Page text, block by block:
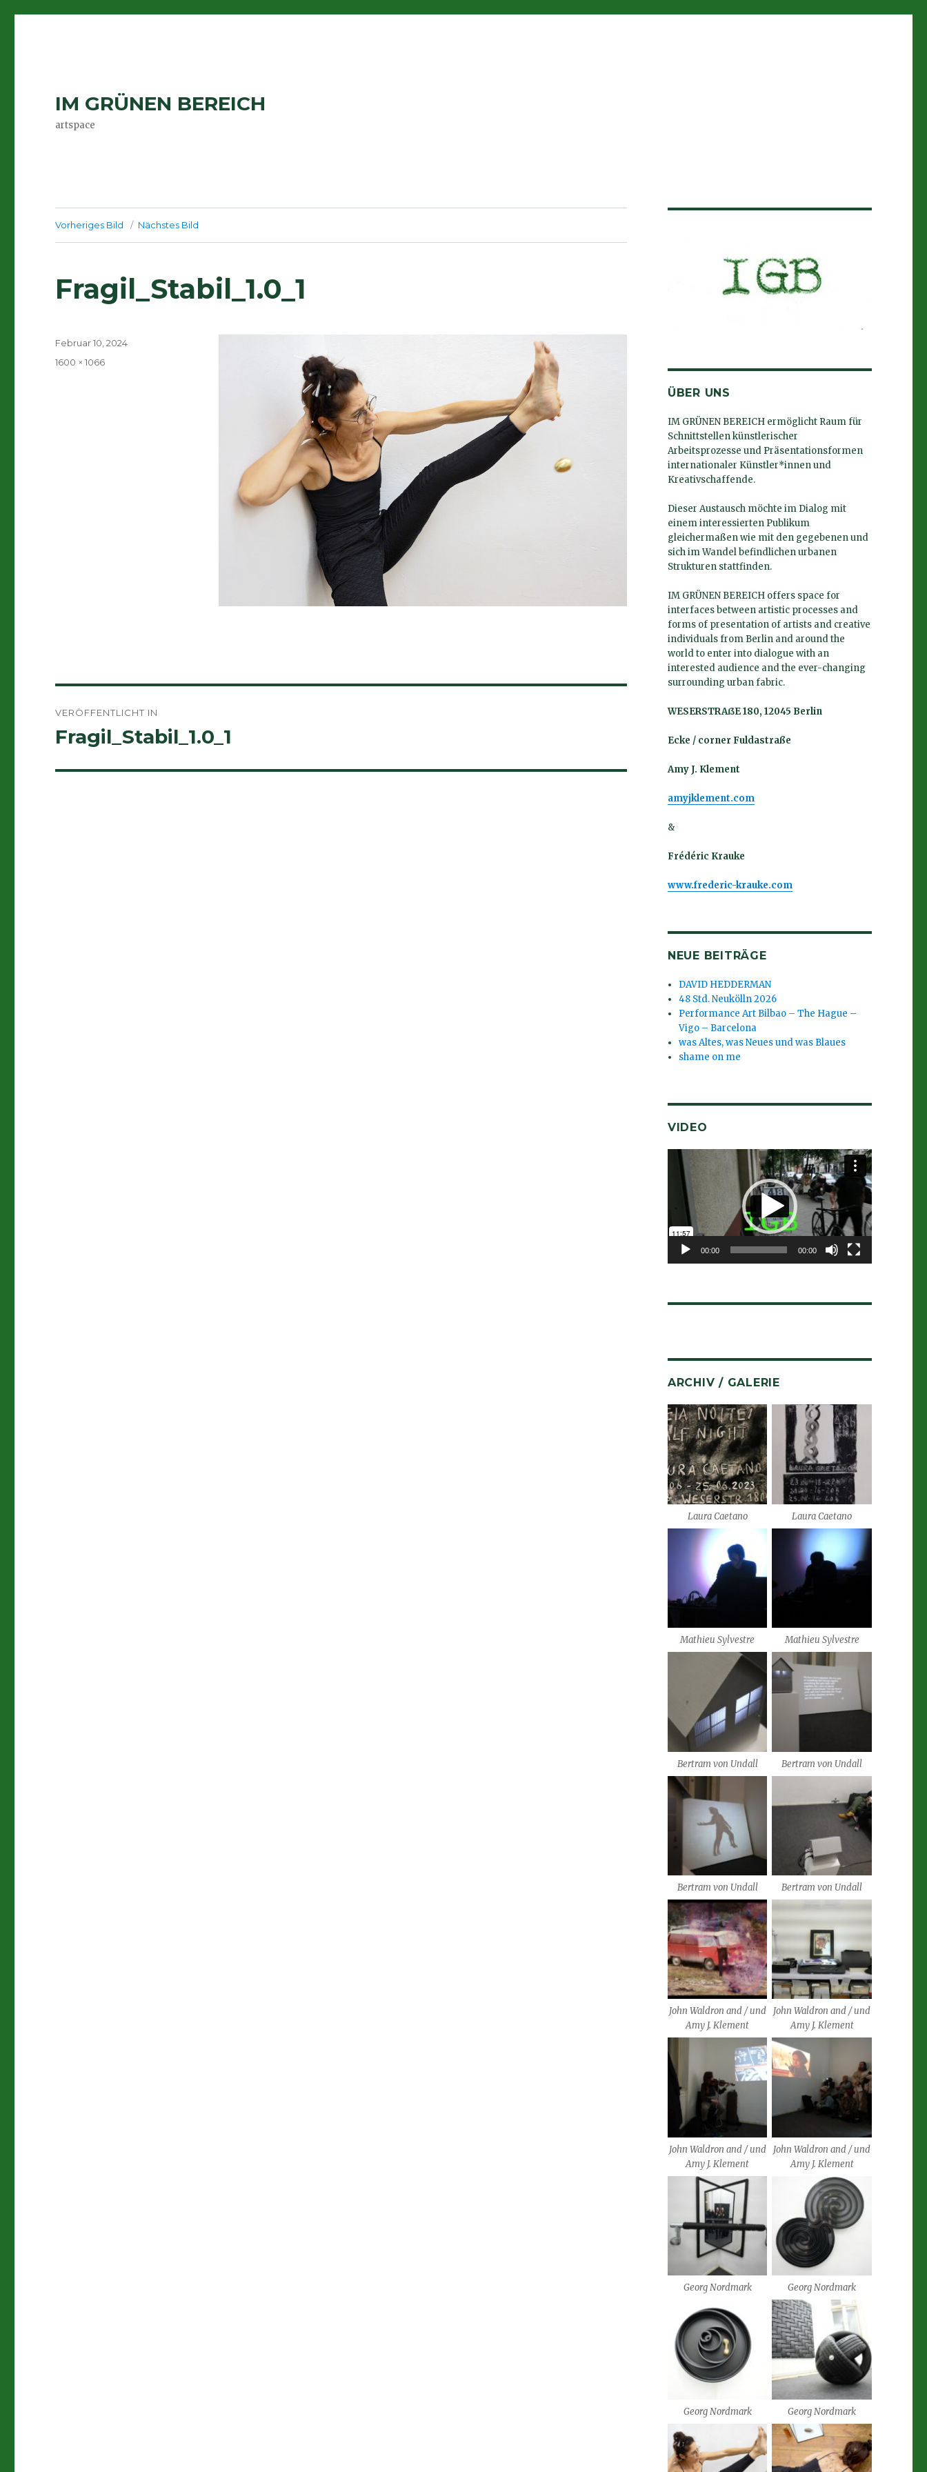
IM GRÜNEN BEREICH
artspace
Vorheriges Bild Nächstes Bild
Fragil_Stabil_1.0_1
Veröffentlicht
Februar 10, 2024
Volle
1600 × 1066
VERÖFFENTLICHT IN
Fragil_Stabil_1.0_1
ÜBER UNS
IM GRÜNEN BEREICH ermöglicht Raum für
Schnittstellen künstlerischer
Arbeitsprozesse und Präsentationsformen
internationaler Künstler*innen und
Kreativschaffende.
Dieser Austausch möchte im Dialog mit
einem interessierten Publikum
gleichermaßen wie mit den gegebenen und
sich im Wandel befindlichen urbanen
Strukturen stattfinden.
IM GRÜNEN BEREICH offers space for
interfaces between artistic processes and
forms of presentation of artists and creative
individuals from Berlin and around the
world to enter into dialogue with an
interested audience and the ever-changing
surrounding urban fabric.
WESERSTRAßE 180, 12045 Berlin
Ecke / corner Fuldastraße
Amy J. Klement
amyjklement.com
&
Frédéric Krauke
www.frederic-krauke.com
NEUE BEITRÄGE
DAVID HEDDERMAN
48 Std. Neukölln 2026
Performance Art Bilbao – The Hague –
Vigo – Barcelona
was Altes, was Neues und was Blaues
shame on me
VIDEO
Video-
Player
00:00 00:00
ARCHIV / GALERIE
Laura Caetano Laura Caetano
Mathieu Sylvestre Mathieu Sylvestre
Bertram von Undall Bertram von Undall
Bertram von Undall Bertram von Undall
John Waldron and / und
Amy J. Klement
John Waldron and / und
Amy J. Klement
John Waldron and / und
Amy J. Klement
John Waldron and / und
Amy J. Klement
Georg Nordmark Georg Nordmark
Georg Nordmark Georg Nordmark